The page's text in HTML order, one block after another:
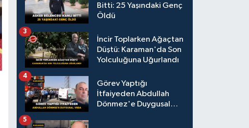
Bitti: 25 Yaşındaki Genç
Öldü
İncir Toplarken Ağaçtan
Düştü: Karaman'da Son
Yolculuğuna Uğurlandı
3
Görev Yaptığı
İtfaiyeden Abdullah
Dönmez'e Duygusal
4
5